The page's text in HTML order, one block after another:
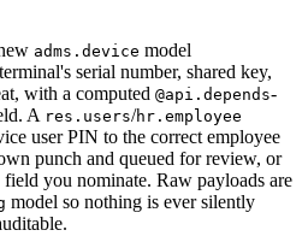
adms.device model
serial number, shared key,
with a computed @api.depends-
A res.users/hr.employee
user PIN to the correct employee
punch and queued for review, or
you nominate. Raw payloads are
model so nothing is ever silently